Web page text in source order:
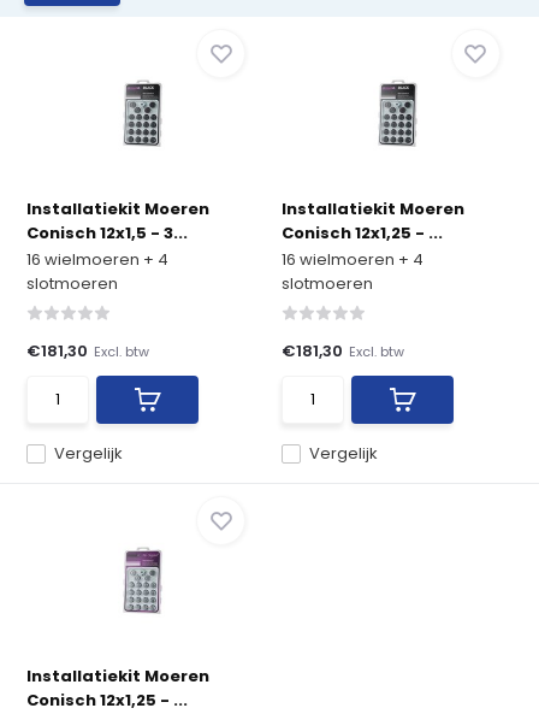
Installatiekit Moeren
Conisch 12x1,5 - 3...
16 wielmoeren + 4
slotmoeren
Vergelijk
€181,30 Excl. btw
Installatiekit Moeren
Conisch 12x1,25 - ...
16 wielmoeren + 4
slotmoeren
Vergelijk
€181,30 Excl. btw
Installatiekit Moeren
Conisch 12x1,25 - ...